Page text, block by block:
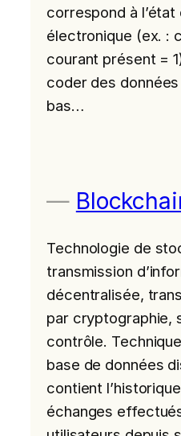
correspond à l’état
électronique (ex. :
courant présent =
coder des
bas…
Technologie de
transmission
décentralisée,
par cryptographie,
contrôle.
base de données
contient
échanges